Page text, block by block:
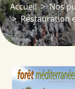
Accueil Nos